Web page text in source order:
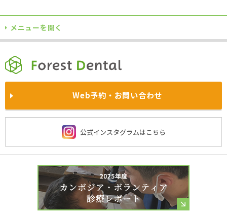
メニューを開く
満足度の高い治療のためのお約束
医師・スタッフの姿勢
施設基準に関する当法人の取り組み
チーム医療
ドクター紹介
インプラント
被せ物と入れ歯 予防歯科
費用・保険について
歯周病治療
訪問診療
院内風景 求人情報
プレスリリース一覧
よくあるご質問
西東京院
鴻巣院 川越院
西新宿院 大宮院
Web予約・お問い合わせ
公式インスタグラムはこちら